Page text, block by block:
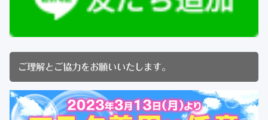
ご理解とご協力をお願いいたします。